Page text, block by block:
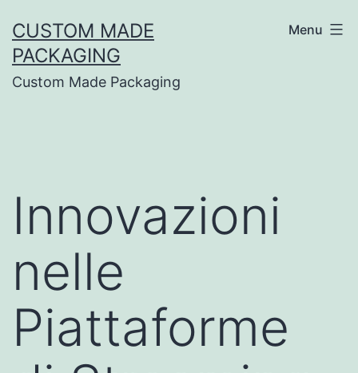
CUSTOM MADE
PACKAGING
Custom Made Packaging
Menu
Innovazioni
nelle
Piattaforme